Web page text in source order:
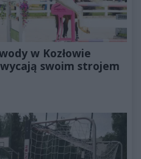
w Kozłowie
swoim strojem